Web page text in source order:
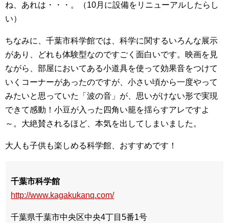
ね、あれは・・・。（10月に設備をリニューアルしたらし
い）
ちなみに、千葉市科学館では、科学に関するいろんな展示
があり、どれも体験型なのですごく面白いです。映画を見
ながら、部屋においてある小道具を使って効果音をつけて
いくコーナーがあったのですが、小さい頃から一度やって
みたいと思っていた「波の音」が、思いがけない形で実現
できて感動！小豆が入った四角い籠を揺らすアレですよ
～。大絶賛されるほど、本気を出してしまいました。
大人も子供も楽しめる科学館、おすすめです！
千葉市科学館
http://www.kagakukanq.com/
千葉県千葉市中央区中央4丁目5番1号